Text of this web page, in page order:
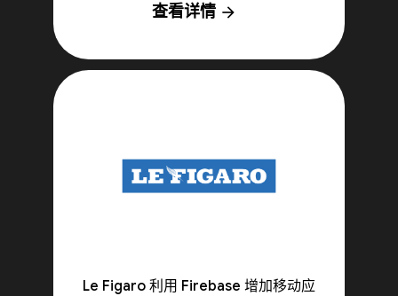
查看详情 arrow_forward
Le Figaro 利用 Firebase 增加移动应